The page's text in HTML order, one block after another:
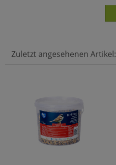
Zuletzt angesehenen Artikel: